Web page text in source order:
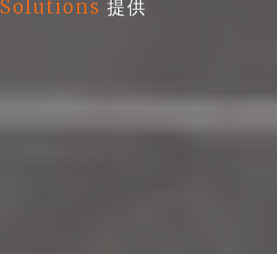
Solutions 提供